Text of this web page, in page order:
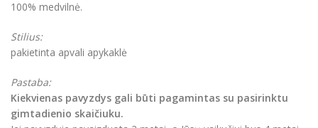
100% medvilnė.
Stilius:
pakietinta apvali apykaklė
Pastaba:
Kiekvienas pavyzdys gali būti pagamintas su pasirinktu
gimtadienio skaičiuku.